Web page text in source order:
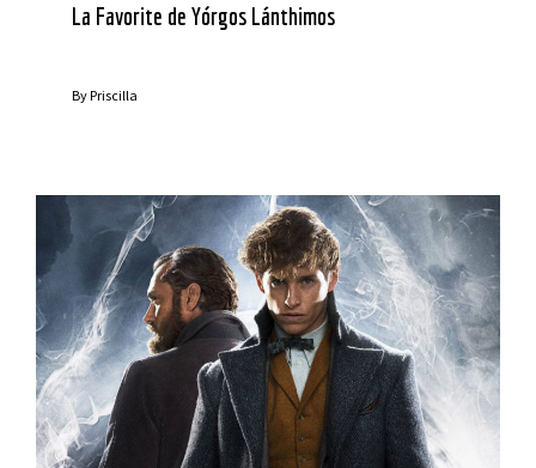
La Favorite de Yórgos Lánthimos
ByPriscilla